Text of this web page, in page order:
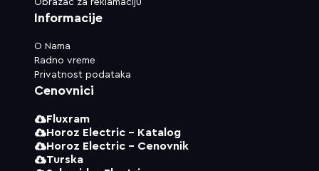
Informacije
O Nama
Radno vreme
Privatnost podataka
Cenovnici
Fluxram
Horoz Electric - Katalog
Horoz Electric - Cenovnik
Turska